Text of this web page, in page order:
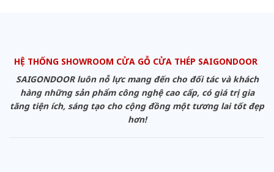
HỆ THỐNG SHOWROOM CỬA GỖ CỬA THÉP SAIGONDOOR
SAIGONDOOR luôn nỗ lực mang đến cho đối tác và khách
hàng những sản phẩm công nghệ cao cấp, có giá trị gia
tăng tiện ích, sáng tạo cho cộng đồng một tương lai tốt đẹp
hơn!